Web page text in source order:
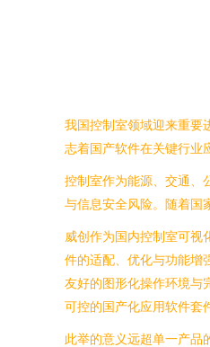
我国控制室领域迎来重要
志着国产软件在关键行业
控制室作为能源、交通、
与信息安全风险。随着国
威创作为国内控制室可视
件的适配、优化与功能增
友好的图形化操作环境与
可控的国产化应用软件套
此举的意义远超单一产品